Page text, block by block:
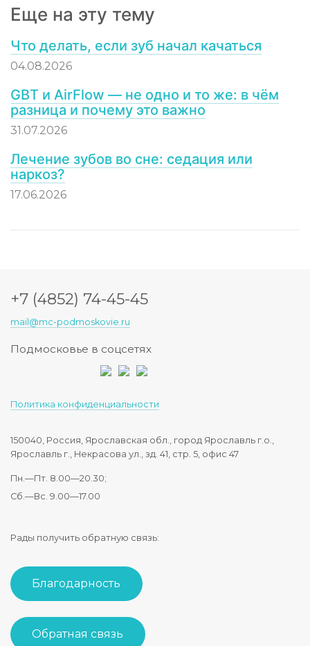
Еще на эту тему
Что делать, если зуб начал качаться
04.08.2026
GBT и AirFlow — не одно и то же: в чём
разница и почему это важно
31.07.2026
Лечение зубов во сне: седация или
наркоз?
17.06.2026
+7 (4852) 74-45-45
mail@mc-podmoskovie.ru
Подмосковье в соцсетях
Политика конфиденциальности
150040, Россия, Ярославская обл., город Ярославль г.о.,
Ярославль г., Некрасова ул., зд. 41, стр. 5, офис 47
Пн.—Пт. 8.00—20.30;
Сб.—Вс. 9.00—17.00
Рады получить обратную связь:
Благодарность
Обратная связь